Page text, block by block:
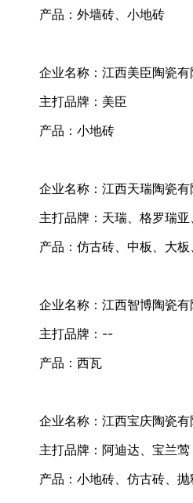
产品：外墙砖、小地砖
企业名称：江西美臣陶瓷有
主打品牌：美臣
产品：小地砖
企业名称：江西天瑞陶瓷有
主打品牌：天瑞、格罗瑞
产品：仿古砖、中板、大
企业名称：江西智博陶瓷有
主打品牌：--
产品：西瓦
企业名称：江西宝庆陶瓷有
主打品牌：阿迪达、宝兰莺
产品：小地砖、仿古砖、抛